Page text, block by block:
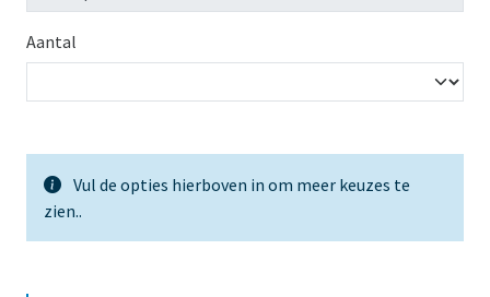
Aantal
Vul de opties hierboven in om meer keuzes te
zien..